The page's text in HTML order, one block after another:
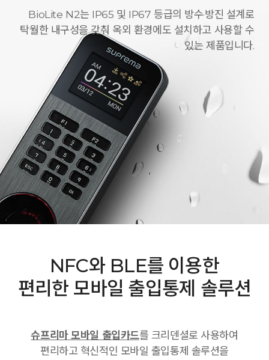
BioLite N2는 IP65 및 IP67 등급의 방수·방진 설계로
탁월한 내구성을 갖춰 옥외 환경에도 설치하고 사용할 수
있는 제품입니다.
NFC와 BLE를 이용한
편리한 모바일 출입통제 솔루션
슈프리마 모바일 출입카드를 크리덴셜로 사용하여
편리하고 혁신적인 모바일 출입통제 솔루션을